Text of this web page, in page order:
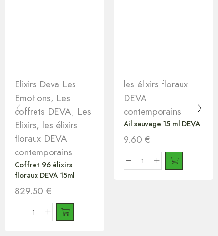
Elixirs Deva Les
Emotions, Les
coffrets DEVA, Les
Elixirs, les élixirs
floraux DEVA
contemporains
Coffret 96 élixirs
floraux DEVA 15ml
829.50 €
les élixirs floraux
DEVA
contemporains
Ail sauvage 15 ml DEVA
9.60 €